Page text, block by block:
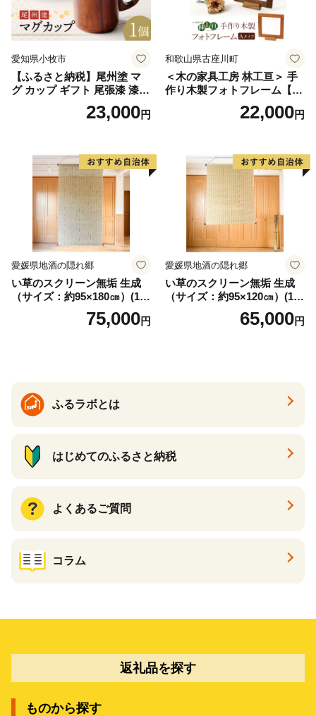
愛知県小牧市
【ふるさと納税】尾州塗 マ
グ カップ ギフト 尾張漆 漆
漆器 漆器工芸 工芸品 芸術性
実用性 抗菌性 美味しく安全
ウイルス効果 お取り寄せ 愛
知県 小牧市 送料無料
23,000円
和歌山県古座川町
＜木の家具工房 林工亘＞ 手
作り木製フォトフレーム【A
22,000円
愛媛県地酒の隠れ郷
い草のスクリーン無垢 生成
（サイズ：約95×180㎝）(14
75,000円
愛媛県地酒の隠れ郷
い草のスクリーン無垢 生成
（サイズ：約95×120㎝）(14
65,000円
ふるラボとは
はじめてのふるさと納税
よくあるご質問
コラム
返礼品を探す
ものから探す